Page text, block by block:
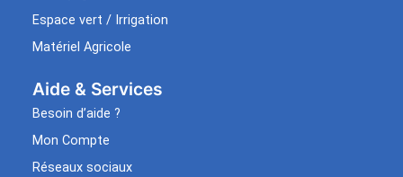
Espace vert / Irrigation
Matériel Agricole
Aide & Services​
Besoin d’aide ?
Mon Compte
Réseaux sociaux